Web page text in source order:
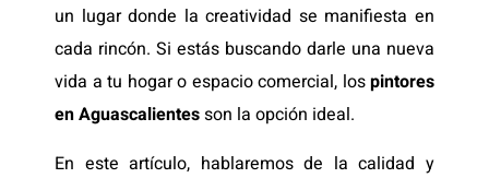
un lugar donde la creatividad se manifiesta en
cada rincón. Si estás buscando darle una nueva
vida a tu hogar o espacio comercial, lospintores
en Aguascalientesson la opción ideal.
En este artículo, hablaremos de la calidad y